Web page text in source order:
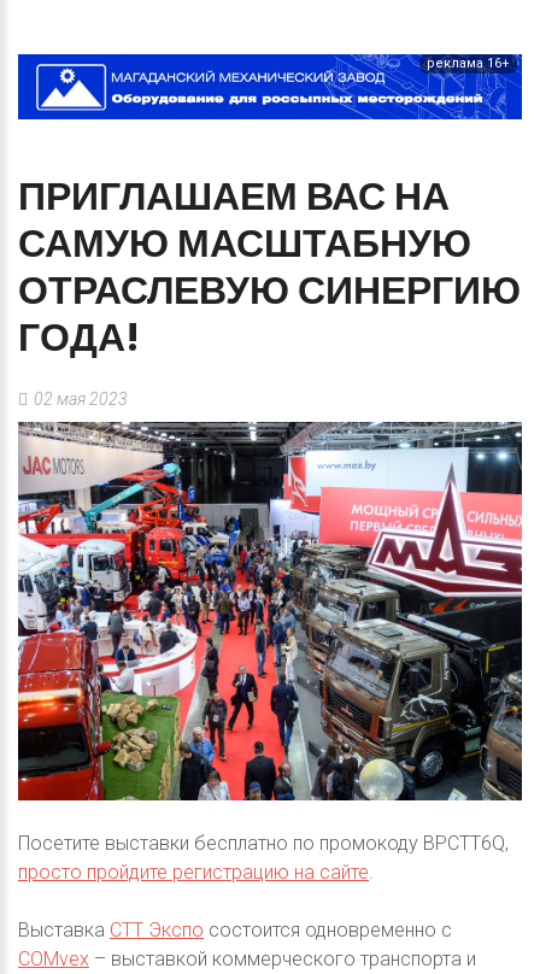
реклама 16+
ПРИГЛАШАЕМ ВАС НА
САМУЮ МАСШТАБНУЮ
ОТРАСЛЕВУЮ СИНЕРГИЮ
ГОДА!
02 мая 2023
Посетите выставки бесплатно по промокоду BPCTT6Q,
просто пройдите регистрацию на сайте.
Выставка СТТ Экспо состоится одновременно с
COMvex – выставкой коммерческого транспорта и